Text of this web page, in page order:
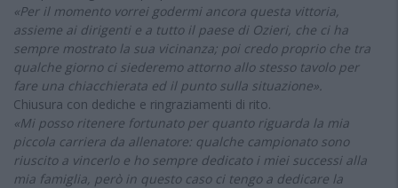
«Per il momento vorrei godermi ancora questa vittoria,
assieme ai dirigenti e a tutto il paese di Ozieri, che ci ha
sempre mostrato la sua vicinanza; poi credo proprio che tra
qualche giorno ci siederemo attorno allo stesso tavolo per
fare una chiacchierata ed il punto sulla situazione».
Chiusura con dediche e ringraziamenti di rito.
«Mi posso ritenere fortunato per quanto riguarda la mia
piccola carriera da allenatore: qualche campionato sono
riuscito a vincerlo e ho sempre dedicato i miei successi alla
mia famiglia, però in questo caso ci tengo a dedicare la